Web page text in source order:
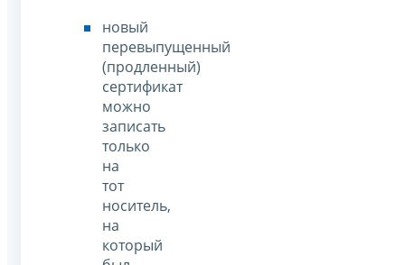
новый
перевыпущенный
(продленный)
сертификат
можно
записать
только
на
тот
носитель,
на
который